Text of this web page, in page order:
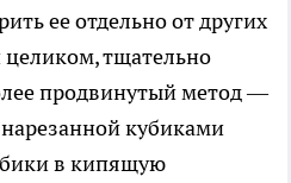
ее отдельно от других
тщательно
продвинутый метод —
кубиками
в кипящую